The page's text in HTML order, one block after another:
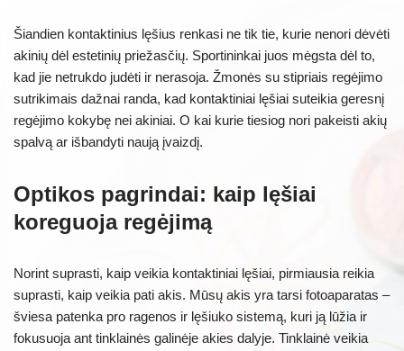
Šiandien kontaktinius lęšius renkasi ne tik tie, kurie nenori dėvėti
akinių dėl estetinių priežasčių. Sportininkai juos mėgsta dėl to,
kad jie netrukdo judėti ir nerasoja. Žmonės su stipriais regėjimo
sutrikimais dažnai randa, kad kontaktiniai lęšiai suteikia geresnį
regėjimo kokybę nei akiniai. O kai kurie tiesiog nori pakeisti akių
spalvą ar išbandyti naują įvaizdį.
Optikos pagrindai: kaip lęšiai
koreguoja regėjimą
Norint suprasti, kaip veikia kontaktiniai lęšiai, pirmiausia reikia
suprasti, kaip veikia pati akis. Mūsų akis yra tarsi fotoaparatas –
šviesa patenka pro ragenos ir lęšiuko sistemą, kuri ją lūžia ir
fokusuoja ant tinklainės galinėje akies dalyje. Tinklainė veikia